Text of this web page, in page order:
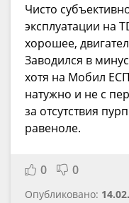
Чисто
эксплуатации на
хорошее,
Заводился в
хотя на Мобил
натужно и не с
за отсутствия
равеноле.
0 0
Опубликовано: